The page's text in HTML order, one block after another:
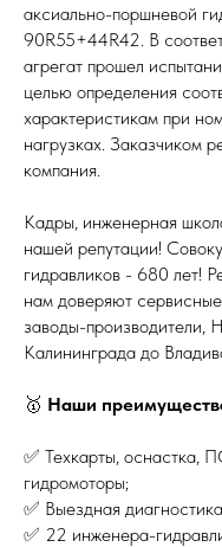
аксиально-поршневой
90R55+44R42. В
агрегат прошел
целью определения
характеристикам при
нагрузках. Заказчиком
компания.
Кадры, инженерная
нашей репутации!
гидравликов - 680 лет!
нам доверяют
заводы-производители,
Калининграда до
🥇 Наши
✅ Техкарты, оснастка,
гидромоторы;
✅ Выездная
✅ 22 инженера-